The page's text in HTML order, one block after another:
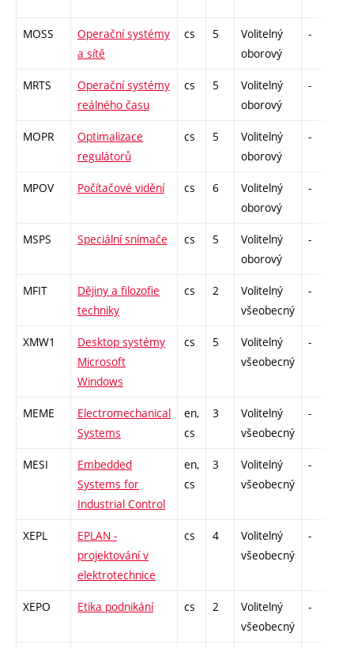
MOSS
Operační systémy
a sítě
cs 5
Volitelný
oborový
-
MRTS
Operační systémy
reálného času
cs 5
Volitelný
oborový
-
MOPR
Optimalizace
regulátorů
cs 5
Volitelný
oborový
-
MPOV Počítačové vidění cs 6
Volitelný
oborový
-
MSPS Speciální snímače cs 5
Volitelný
oborový
-
MFIT
Dějiny a filozofie
techniky
cs 2
Volitelný
všeobecný
-
XMW1
Desktop systémy
Microsoft
Windows
cs 5
Volitelný
všeobecný
-
MEME
Electromechanical
Systems
en,
cs
3
Volitelný
všeobecný
-
MESI
Embedded
Systems for
Industrial Control
en,
cs
3
Volitelný
všeobecný
-
XEPL
EPLAN -
projektování v
elektrotechnice
cs 4
Volitelný
všeobecný
-
XEPO Etika podnikání cs 2
Volitelný
všeobecný
-